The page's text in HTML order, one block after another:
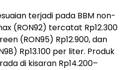
terjadi pada BBM non-
(RON92) tercatat Rp12.300
(RON95) Rp12.900, dan
Rp13.100 per liter. Produk
di kisaran Rp14.200–